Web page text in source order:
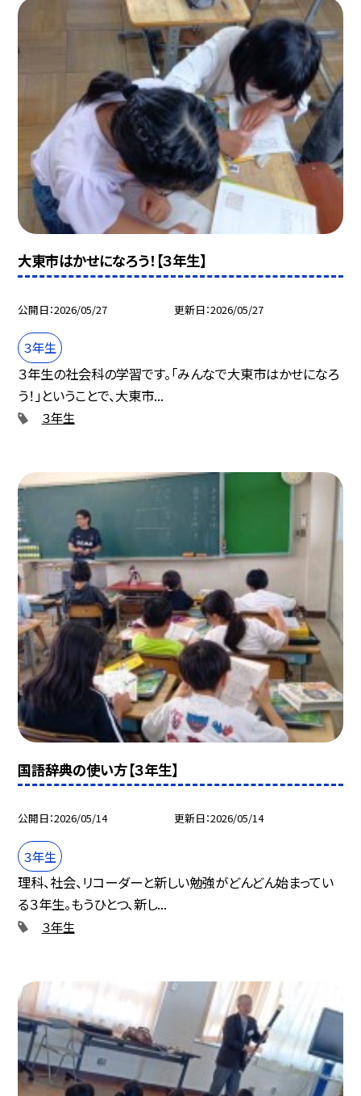
大東市はかせになろう！【３年生】
公開日 2026/05/27 更新日 2026/05/27
３年生
３年生の社会科の学習です。「みんなで大東市はかせになろ
う！」ということで、大東市...
３年生
国語辞典の使い方【３年生】
公開日 2026/05/14 更新日 2026/05/14
３年生
理科、社会、リコーダーと新しい勉強がどんどん始まってい
る３年生。もうひとつ、新し...
３年生